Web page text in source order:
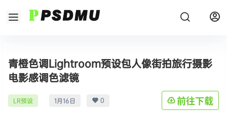
青橙色调Lightroom预设包人像街拍旅行摄影
电影感调色滤镜
LR预设 1月16日 0 前往下载